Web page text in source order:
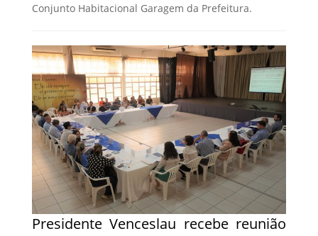
Conjunto Habitacional Garagem da Prefeitura.
Presidente Venceslau recebe reunião